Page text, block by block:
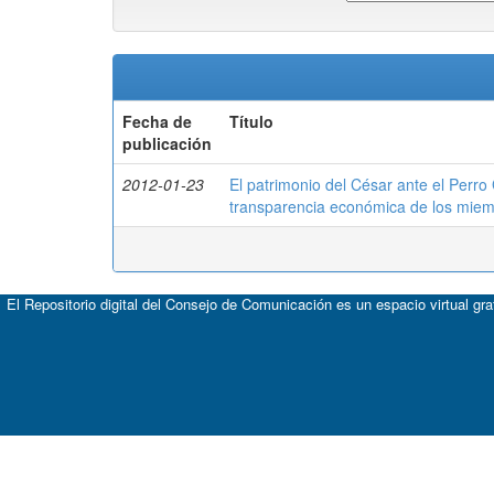
Fecha de
publicación
Título
2012-01-23
El patrimonio del César ante el
transparencia económica de los
El Repositorio digital del Consejo de Comunicación es un espacio virtual